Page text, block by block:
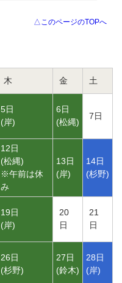
△このページのTOPへ
木 金 土
5日
(岸)
6日
(松縄)
7日
12日
(松縄)
※午前は休
み
13日
(岸)
14日
(杉野)
19日
(岸)
20
日
21
日
26日
(杉野)
27日
(鈴木)
28日
(岸)